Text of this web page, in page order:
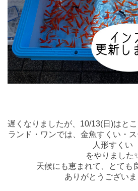
遅くなりましたが、10/13(日)はと
ランド・ワンでは、金魚すくい・
人形すくい
をやりました
天候にも恵まれて、とても
ありがとうございま